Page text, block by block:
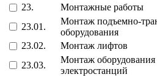
23.
Монтажные работы
23.01.
Монтаж подъемно-
оборудования
23.02.
Монтаж лифтов
23.03.
Монтаж
электростанций